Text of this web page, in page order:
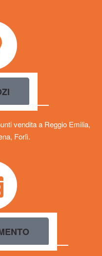
vendita a Reggio Emilia,
Forlì.